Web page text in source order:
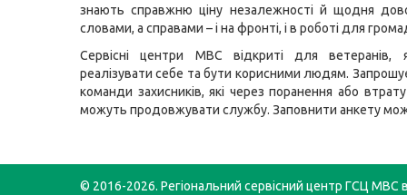
знають справжню ціну незалежності й щодня
словами, а справами –і на фронті, і в роботі для
Сервісні центри МВС відкриті для ветеранів,
реалізувати себе та бути корисними людям.
команди захисників, які через поранення або
можуть продовжувати службу. Заповнити анкету
© 2016-2026. Регіональний сервісний центр ГСЦ МВС